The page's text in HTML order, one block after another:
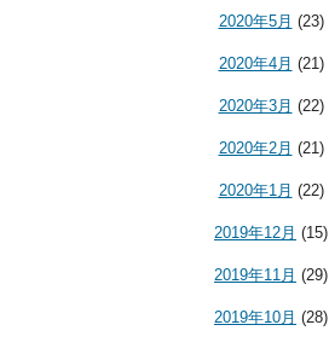
2020年5月 (23)
2020年4月 (21)
2020年3月 (22)
2020年2月 (21)
2020年1月 (22)
2019年12月 (15)
2019年11月 (29)
2019年10月 (28)